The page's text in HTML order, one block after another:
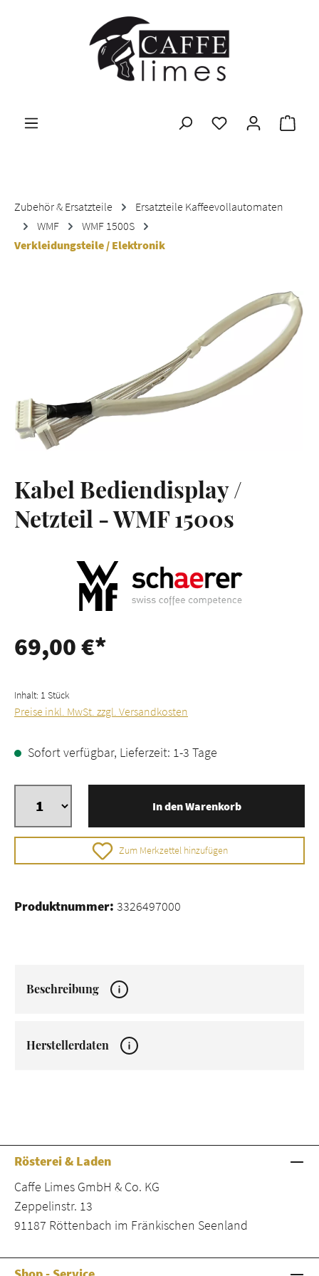
Zum Hauptinhalt springen
Zubehör & Ersatzteile
Ersatzteile Kaffeevollautomaten
WMF
WMF 1500S
Verkleidungsteile / Elektronik
Kabel Bediendisplay /
Netzteil - WMF 1500s
69,00 €*
Inhalt: 1 Stück
Preise inkl. MwSt. zzgl. Versandkosten
Sofort verfügbar, Lieferzeit: 1-3 Tage
In den Warenkorb
Zum Merkzettel hinzufügen
Produktnummer: 3326497000
Beschreibung
Herstellerdaten
Rösterei & Laden
Caffe Limes GmbH & Co. KG
Zeppelinstr. 13
91187 Röttenbach im Fränkischen Seenland